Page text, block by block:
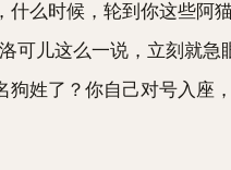
么时候，轮到你这些阿猫
儿这么一说，立刻就急
姓了？你自己对号入座